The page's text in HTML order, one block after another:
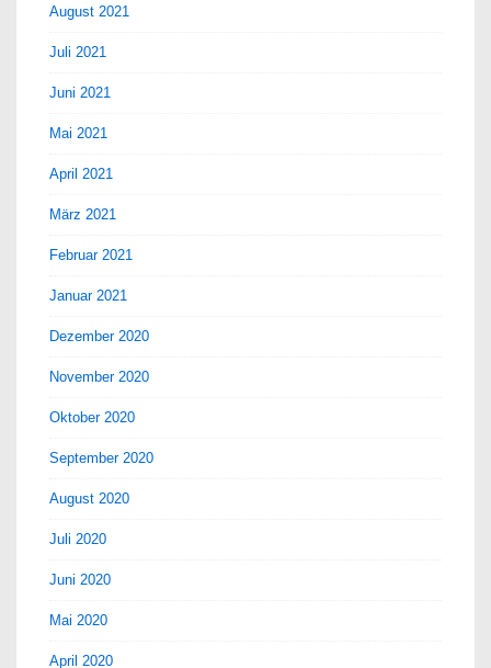
August 2021
Juli 2021
Juni 2021
Mai 2021
April 2021
März 2021
Februar 2021
Januar 2021
Dezember 2020
November 2020
Oktober 2020
September 2020
August 2020
Juli 2020
Juni 2020
Mai 2020
April 2020